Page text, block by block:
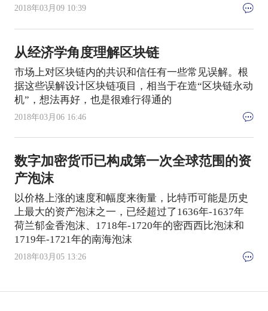
2018年03月09 10:39
从经济学角度理解区块链
市场上对区块链内的共识和信任有一些常见误解。根
据这些误解设计区块链项目，相当于在造“区块链永动
机”，想法再好，也是很难行得通的
2018年03月06 16:46
数字加密货币已构成第一次全球范围的资
产泡沫
以价格上涨的速度和幅度来衡量，比特币可能是历史
上最大的资产泡沫之一，已经超过了1636年-1637年
荷兰郁金香泡沫、1718年-1720年的密西西比泡沫和
1719年-1721年的南海泡沫
2018年03月05 13:26